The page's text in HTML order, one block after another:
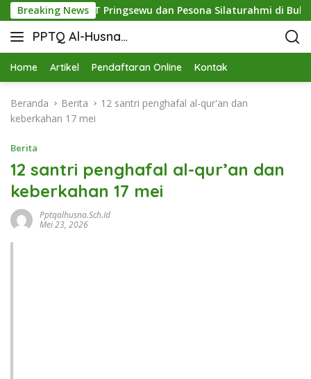
Breaking News
Sinergi STIT Pringsewu dan Pesona Silaturahmi di Bukit
PPTQ Al-Husna
Bukit Raja Wali
Home Artikel Pendaftaran Online Kontak
Beranda Berita
12 santri penghafal al-qur'an dan
keberkahan 17 mei
Berita
12 santri penghafal al-qur’an dan
keberkahan 17 mei
Pptqalhusna.sch.id
Mei 23, 2026